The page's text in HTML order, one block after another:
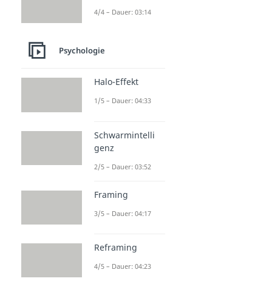
4/4 – Dauer: 03:14
Psychologie
Halo-Effekt
1/5 – Dauer: 04:33
Schwarmintelli
genz
2/5 – Dauer: 03:52
Framing
3/5 – Dauer: 04:17
Reframing
4/5 – Dauer: 04:23